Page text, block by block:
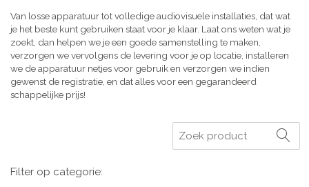
Van losse apparatuur tot volledige audiovisuele installaties, dat wat
je het beste kunt gebruiken staat voor je klaar. Laat ons weten wat je
zoekt, dan helpen we je een goede samenstelling te maken,
verzorgen we vervolgens de levering voor je op locatie, installeren
we de apparatuur netjes voor gebruik en verzorgen we indien
gewenst de registratie, en dat alles voor een gegarandeerd
schappelijke prijs!
Zoeken
Filter op categorie: